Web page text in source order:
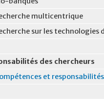
multicentrique
sur les technologies
des chercheurs
et